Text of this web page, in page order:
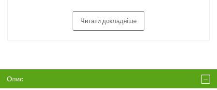
Читати докладніше
Опис